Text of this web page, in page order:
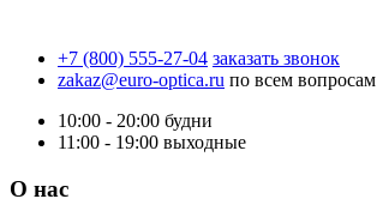
+7 (800) 555-27-04 заказать звонок
zakaz@euro-optica.ru по всем вопросам
10:00 - 20:00 будни
11:00 - 19:00 выходные
О нас